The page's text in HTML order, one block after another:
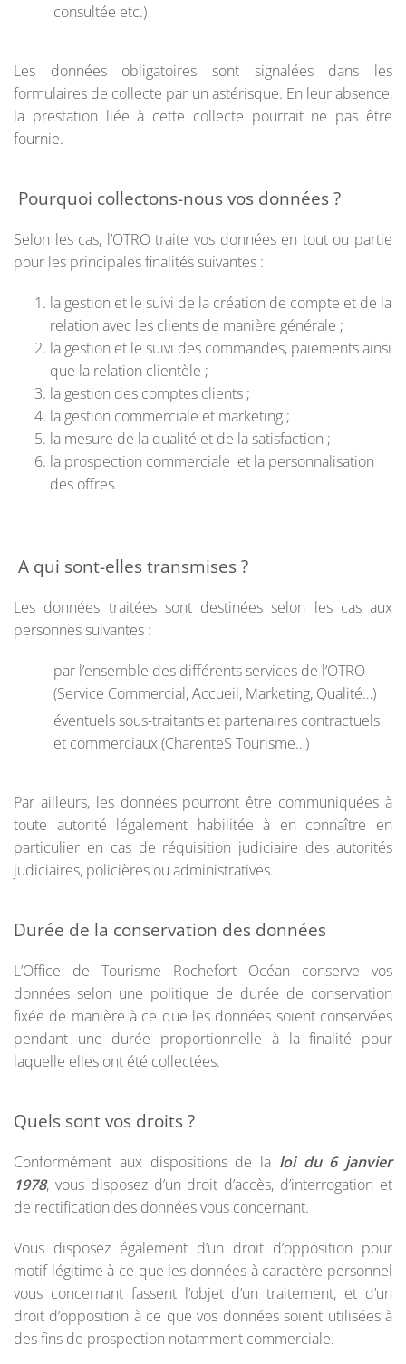
consultée etc.)
Les données obligatoires sont signalées dans les
formulaires de collecte par un astérisque. En leur absence,
la prestation liée à cette collecte pourrait ne pas être
fournie.
Pourquoi collectons-nous vos données ?
Selon les cas, l’OTRO traite vos données en tout ou partie
pour les principales finalités suivantes :
la gestion et le suivi de la création de compte et de la
relation avec les clients de manière générale ;
la gestion et le suivi des commandes, paiements ainsi
que la relation clientèle ;
la gestion des comptes clients ;
la gestion commerciale et marketing ;
la mesure de la qualité et de la satisfaction ;
la prospection commerciale et la personnalisation
des offres.
A qui sont-elles transmises ?
Les données traitées sont destinées selon les cas aux
personnes suivantes :
par l’ensemble des différents services de l’OTRO
(Service Commercial, Accueil, Marketing, Qualité…)
éventuels sous-traitants et partenaires contractuels
et commerciaux (CharenteS Tourisme…)
Par ailleurs, les données pourront être communiquées à
toute autorité légalement habilitée à en connaître en
particulier en cas de réquisition judiciaire des autorités
judiciaires, policières ou administratives.
Durée de la conservation des données
L’Office de Tourisme Rochefort Océan conserve vos
données selon une politique de durée de conservation
fixée de manière à ce que les données soient conservées
pendant une durée proportionnelle à la finalité pour
laquelle elles ont été collectées.
Quels sont vos droits ?
Conformément aux dispositions de la loi du 6 janvier
1978, vous disposez d’un droit d’accès, d’interrogation et
de rectification des données vous concernant.
Vous disposez également d’un droit d’opposition pour
motif légitime à ce que les données à caractère personnel
vous concernant fassent l’objet d’un traitement, et d’un
droit d’opposition à ce que vos données soient utilisées à
des fins de prospection notamment commerciale.